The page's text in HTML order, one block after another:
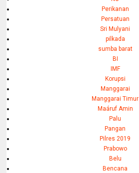
Perikanan
Persatuan
Sri Mulyani
pilkada
sumba barat
BI
IMF
Korupsi
Manggarai
Manggarai Timur
Maáruf Amin
Palu
Pangan
Pilres 2019
Prabowo
Belu
Bencana